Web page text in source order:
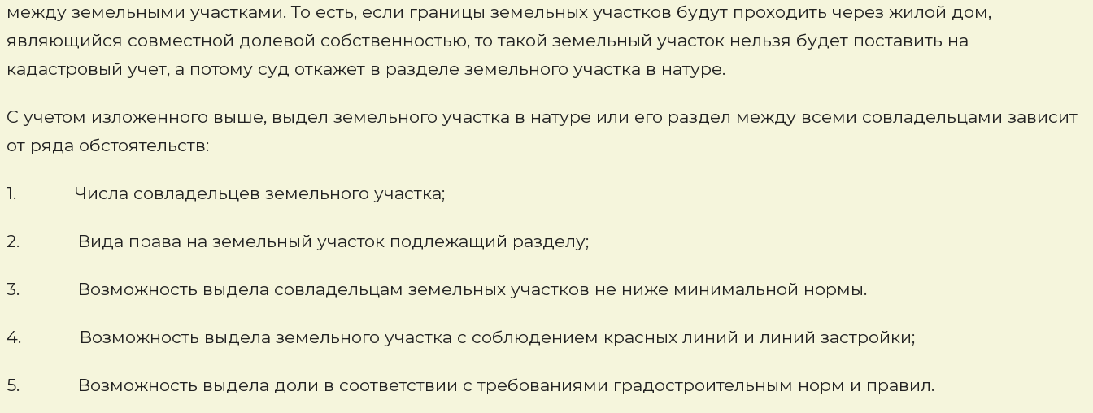
между земельными участками. То есть, если границы земельных участков будут проходить через жилой дом,
являющийся совместной долевой собственностью, то такой земельный участок нельзя будет поставить на
кадастровый учет, а потому суд откажет в разделе земельного участка в натуре.
С учетом изложенного выше, выдел земельного участка в натуре или его раздел между всеми совладельцами зависит
от ряда обстоятельств:
1. Числа совладельцев земельного участка;
2. Вида права на земельный участок подлежащий разделу;
3. Возможность выдела совладельцам земельных участков не ниже минимальной нормы.
4. Возможность выдела земельного участка с соблюдением красных линий и линий застройки;
5. Возможность выдела доли в соответствии с требованиями градостроительным норм и правил.